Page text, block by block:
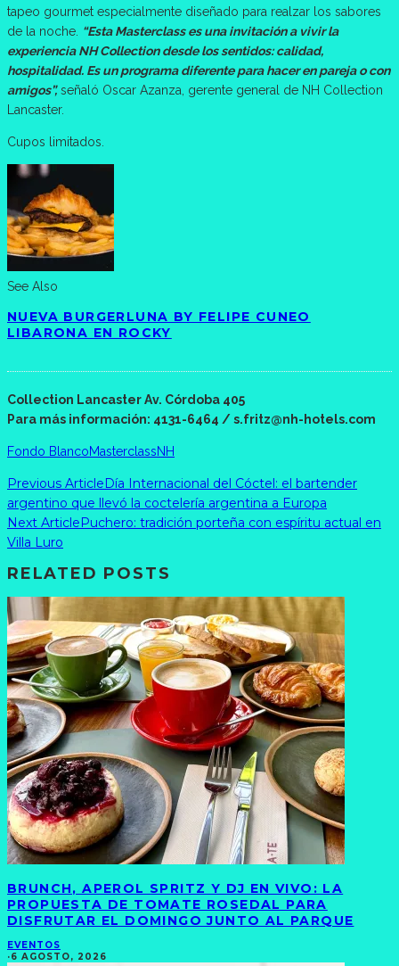
tapeo gourmet especialmente diseñado para realzar los sabores
de la noche. “Esta Masterclass es una invitación a vivir la
experiencia NH Collection desde los sentidos: calidad,
hospitalidad. Es un programa diferente para hacer en pareja o con
amigos”,señaló Oscar Azanza, gerente general de NH Collection
Lancaster.
Cupos limitados.
See Also
NUEVA BURGERLUNA BY FELIPE CUNEO
LIBARONA EN ROCKY
Collection Lancaster Av. Córdoba 405
Para más información: 4131-6464 / s.fritz@nh-hotels.com
Fondo BlancoMasterclassNH
Previous ArticleDía Internacional del Cóctel: el bartender
argentino que llevó la coctelería argentina a Europa
Next ArticlePuchero: tradición porteña con espíritu actual en
Villa Luro
RELATED POSTS
BRUNCH, APEROL SPRITZ Y DJ EN VIVO: LA
PROPUESTA DE TOMATE ROSEDAL PARA
DISFRUTAR EL DOMINGO JUNTO AL PARQUE
EVENTOS
·6 AGOSTO, 2026